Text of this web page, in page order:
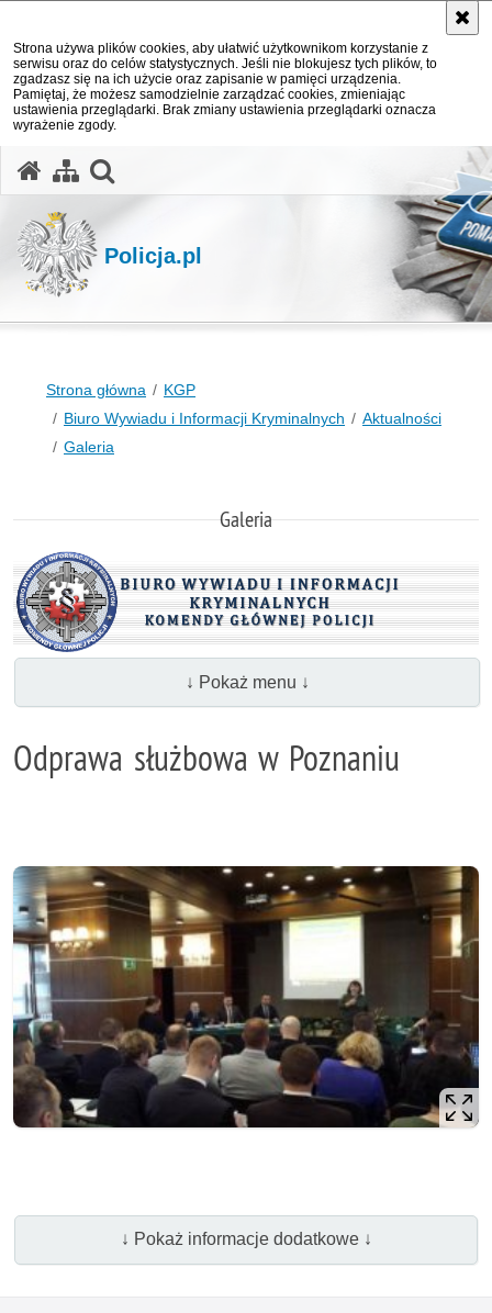
Strona używa plików cookies, aby ułatwić użytkownikom korzystanie z
serwisu oraz do celów statystycznych. Jeśli nie blokujesz tych plików, to
zgadzasz się na ich użycie oraz zapisanie w pamięci urządzenia.
Pamiętaj, że możesz samodzielnie zarządzać cookies, zmieniając
ustawienia przeglądarki. Brak zmiany ustawienia przeglądarki oznacza
wyrażenie zgody.
Policja.pl
Strona główna
KGP
Biuro Wywiadu i Informacji Kryminalnych
Aktualności
Galeria
Galeria
↓ Pokaż menu ↓
Odprawa służbowa w Poznaniu
↓ Pokaż informacje dodatkowe ↓